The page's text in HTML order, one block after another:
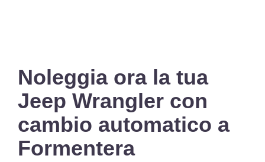
Noleggia ora la tua
Jeep Wrangler con
cambio automatico a
Formentera